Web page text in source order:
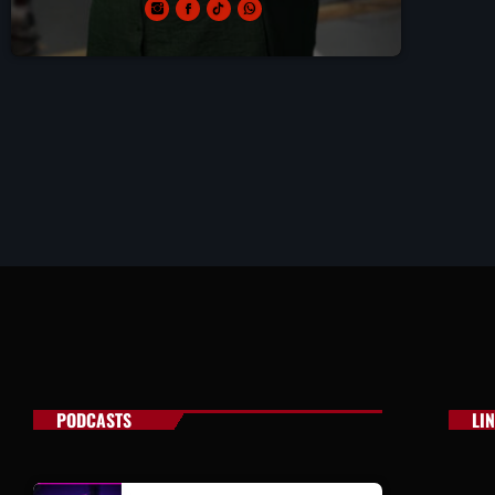
Tony "El Tigre" Arias tiene más de 20 años en radio,
PODCASTS